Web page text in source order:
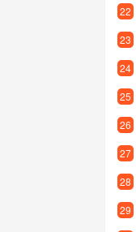
22
23
24
25
26
27
28
29